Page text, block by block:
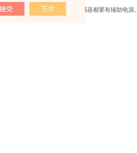
正常工作。所以并非所有传感器都要有辅助电源。